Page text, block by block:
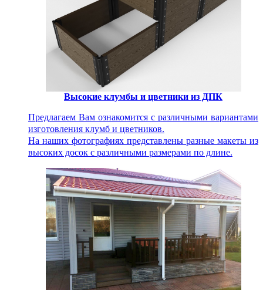
Высокие клумбы и цветники из ДПК
Предлагаем Вам ознакомится с различными вариантами
изготовления клумб и цветников.
На наших фотографиях представлены разные макеты из
высоких досок с различными размерами по длине.